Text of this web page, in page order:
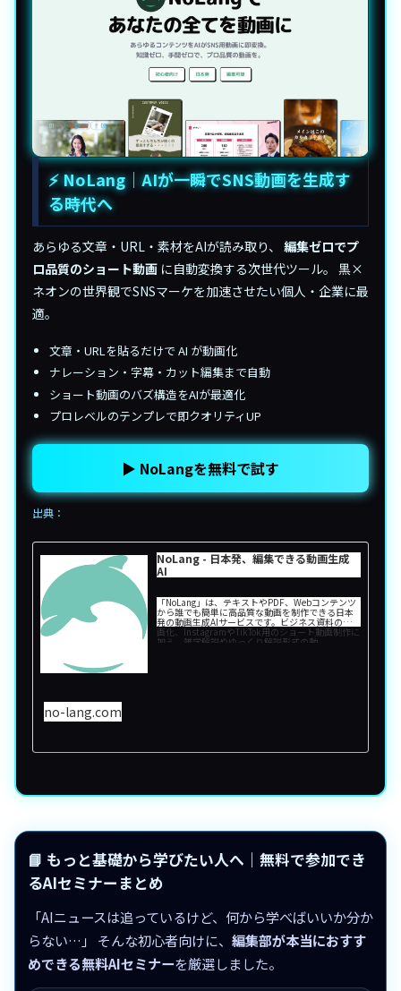
⚡ NoLang｜AIが一瞬でSNS動画を生成す
る時代へ
あらゆる文章・URL・素材をAIが読み取り、 編集ゼロでプ
ロ品質のショート動画 に自動変換する次世代ツール。 黒×
ネオンの世界観でSNSマーケを加速させたい個人・企業に最
適。
文章・URLを貼るだけで AI が動画化
ナレーション・字幕・カット編集まで自動
ショート動画のバズ構造をAIが最適化
プロレベルのテンプレで即クオリティUP
▶ NoLangを無料で試す
出典：
NoLang - 日本発、編集できる動画生成
AI
「NoLang」は、テキストやPDF、Webコンテンツ
から誰でも簡単に高品質な動画を制作できる日本
発の動画生成AIサービスです。ビジネス資料の動
画化、InstagramやTikTok用のショート動画制作に
加え、雑学解説やゆっくり解説形式の動...
no-lang.com
📘 もっと基礎から学びたい人へ｜無料で参加でき
るAIセミナーまとめ
「AIニュースは追っているけど、何から学べばいいか分か
らない…」 そんな初心者向けに、 編集部が本当におすす
めできる無料AIセミナーを厳選しました。